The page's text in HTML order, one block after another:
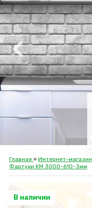
Главная » Интернет-магазин
Фартуки KM 3000-610-3мм
В наличии